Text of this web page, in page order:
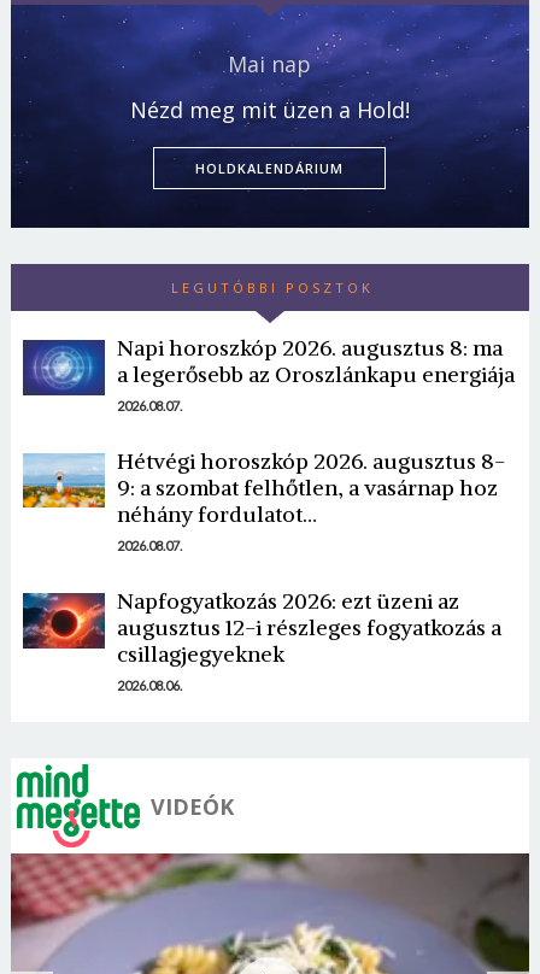
Mai nap
Nézd meg mit üzen a Hold!
HOLDKALENDÁRIUM
LEGUTÓBBI POSZTOK
Napi horoszkóp 2026. augusztus 8: ma
a legerősebb az Oroszlánkapu energiája
2026.08.07.
Hétvégi horoszkóp 2026. augusztus 8-
9: a szombat felhőtlen, a vasárnap hoz
néhány fordulatot…
2026.08.07.
Napfogyatkozás 2026: ezt üzeni az
augusztus 12-i részleges fogyatkozás a
csillagjegyeknek
2026.08.06.
VIDEÓK